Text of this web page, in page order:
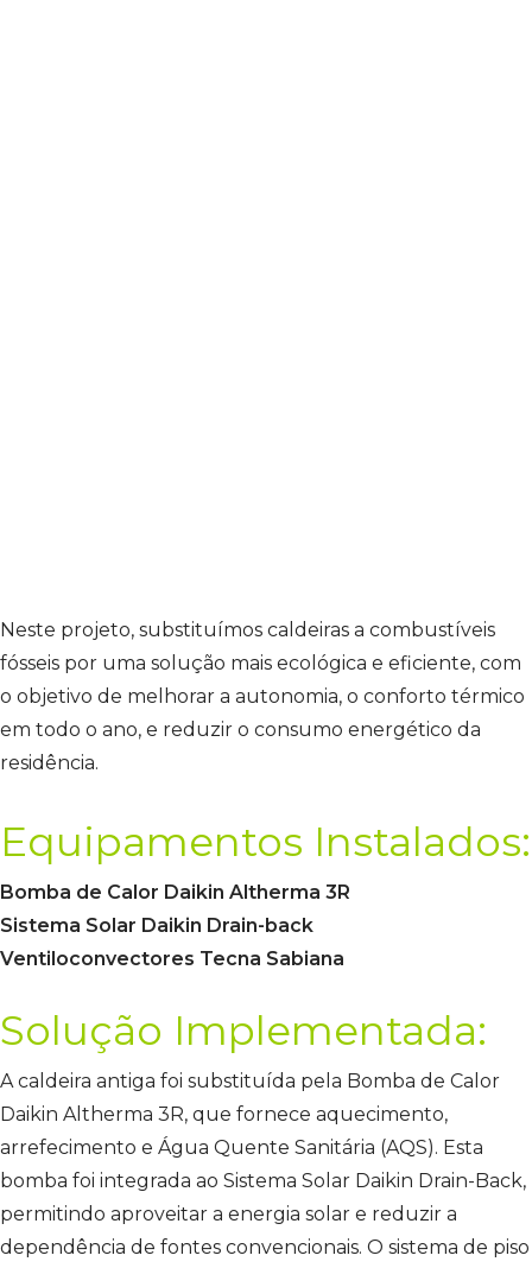
Neste projeto, substituímos caldeiras a combustíveis
fósseis por uma solução mais ecológica e eficiente, com
o objetivo de melhorar a autonomia, o conforto térmico
em todo o ano, e reduzir o consumo energético da
residência.
Equipamentos Instalados:
Bomba de Calor Daikin Altherma 3R
Sistema Solar Daikin Drain-back
Ventiloconvectores Tecna Sabiana
Solução Implementada:
A caldeira antiga foi substituída pela Bomba de Calor
Daikin Altherma 3R, que fornece aquecimento,
arrefecimento e Água Quente Sanitária (AQS). Esta
bomba foi integrada ao Sistema Solar Daikin Drain-Back,
permitindo aproveitar a energia solar e reduzir a
dependência de fontes convencionais. O sistema de piso